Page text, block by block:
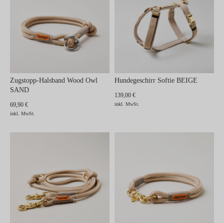
Zugstopp-Halsband Wood Owl
SAND
69,90 €
inkl. MwSt.
Hundegeschirr Softie BEIGE
139,00 €
inkl. MwSt.